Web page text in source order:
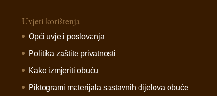
Uvjeti korištenja
Opći uvjeti poslovanja
Politika zaštite privatnosti
Kako izmjeriti obuću
Piktogrami materijala sastavnih dijelova obuće